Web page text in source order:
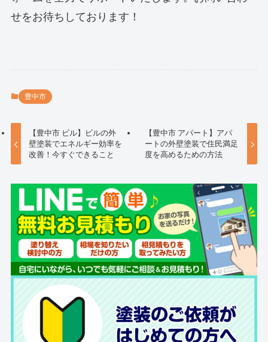
せをお待ちしております！
豊中市
【豊中市 ビル】ビルの外
壁塗装でエネルギー効率を
改善！今すぐできること
【豊中市 アパート】アパ
ートの外壁塗装で住民満足
度を高めるための方法